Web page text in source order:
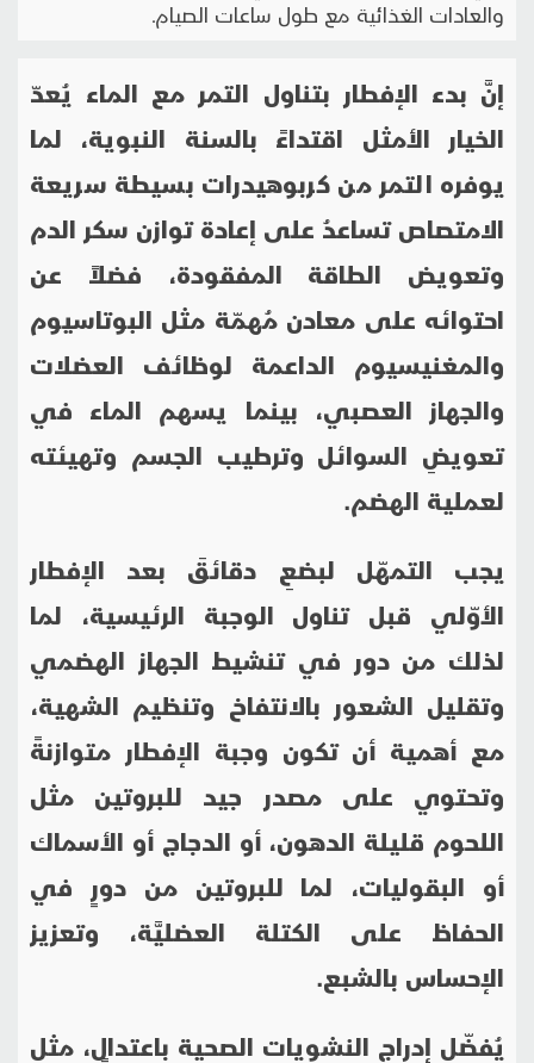
والعادات الغذائية مع طول ساعات الصيام.
إنَّ بدء الإفطار بتناول التمر مع الماء يُعدّ
الخيار الأمثل اقتداءً بالسنة النبوية، لما
يوفره التمر من كربوهيدرات بسيطة سريعة
الامتصاص تساعدُ على إعادة توازن سكر الدم
وتعويض الطاقة المفقودة، فضلاً عن
احتوائه على معادن مُهمّة مثل البوتاسيوم
والمغنيسيوم الداعمة لوظائف العضلات
والجهاز العصبي، بينما يسهم الماء في
تعويضِ السوائل وترطيب الجسم وتهيئته
لعملية الهضم.
يجب التمهّل لبضعِ دقائقَ بعد الإفطار
الأوّلي قبل تناول الوجبة الرئيسية، لما
لذلك من دور في تنشيط الجهاز الهضمي
وتقليل الشعور بالانتفاخ وتنظيم الشهية،
مع أهمية أن تكون وجبة الإفطار متوازنةً
وتحتوي على مصدر جيد للبروتين مثل
اللحوم قليلة الدهون، أو الدجاج أو الأسماك
أو البقوليات، لما للبروتين من دورٍ في
الحفاظ على الكتلة العضليَّة، وتعزيز
الإحساس بالشبع.
يُفضّل إدراج النشويات الصحية باعتدالٍ، مثل